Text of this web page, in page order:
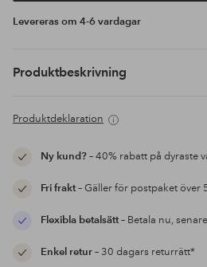
Levereras om 4-6 vardagar
Produktbeskrivning
Produktdeklaration
Ny kund?– 40% rabatt på dyraste
Fri frakt– Gäller för postpaket över
Flexibla betalsätt– Betala nu,
Enkel retur– 30 dagars returrätt*